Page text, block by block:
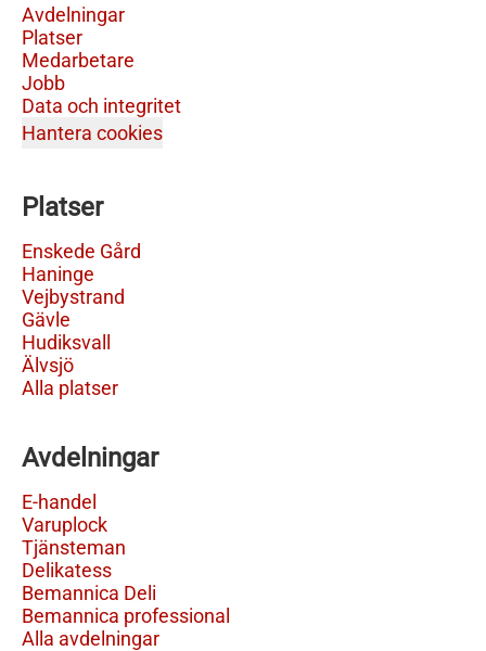
Avdelningar
Platser
Medarbetare
Jobb
Data och integritet
Hantera cookies
Platser
Enskede Gård
Haninge
Vejbystrand
Gävle
Hudiksvall
Älvsjö
Alla platser
Avdelningar
E-handel
Varuplock
Tjänsteman
Delikatess
Bemannica Deli
Bemannica professional
Alla avdelningar